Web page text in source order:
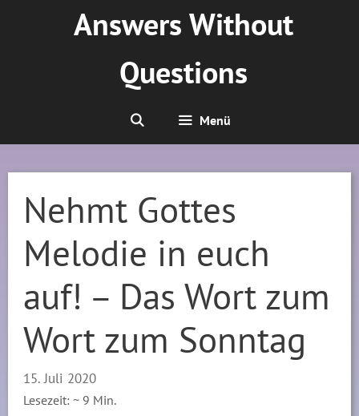
Answers Without
Questions
Menü
Nehmt Gottes
Melodie in euch
auf! – Das Wort zum
Wort zum Sonntag
15. Juli 2020
Lesezeit: ~ 9 Min.